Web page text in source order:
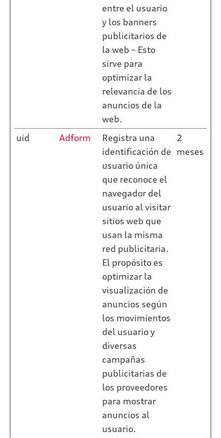
entre el usuario
y los banners
publicitarios de
la web – Esto
sirve para
optimizar la
relevancia de los
anuncios de la
web.
uid Adform
Registra una
identificación de
usuario única
que reconoce el
navegador del
usuario al visitar
sitios web que
usan la misma
red publicitaria.
El propósito es
optimizar la
visualización de
anuncios según
los movimientos
del usuario y
diversas
campañas
publicitarias de
los proveedores
para mostrar
anuncios al
usuario.
2
meses